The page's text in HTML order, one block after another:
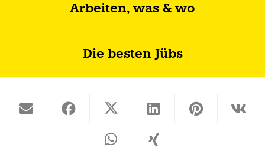
Arbeiten, was & wo
Die besten Jübs